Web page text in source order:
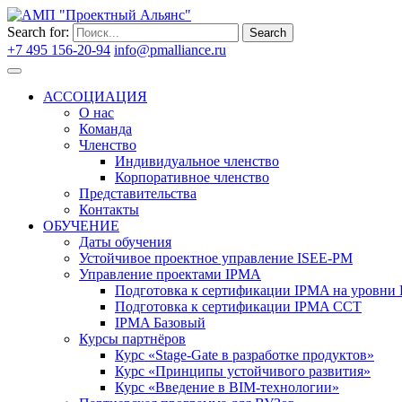
Search for: Search
+7 495 156-20-94 info@pmalliance.ru
АССОЦИАЦИЯ
О нас
Команда
Членство
Индивидуальное членство
Корпоративное членство
Представительства
Контакты
ОБУЧЕНИЕ
Даты обучения
Устойчивое проектное управление ISEE-PM
Управление проектами IPMA
Подготовка к сертификации IPMA на уровни
Подготовка к сертификации IPMA CCT
IPMA Базовый
Курсы партнёров
Курс «Stage-Gate в разработке продуктов»
Курс «Принципы устойчивого развития»
Курс «Введение в BIM-технологии»